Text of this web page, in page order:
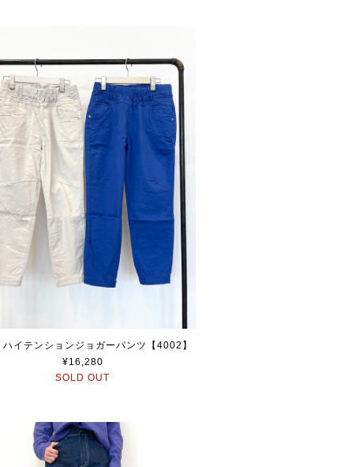
イテンションジョガーパンツ【4002】
¥16,280
SOLD OUT